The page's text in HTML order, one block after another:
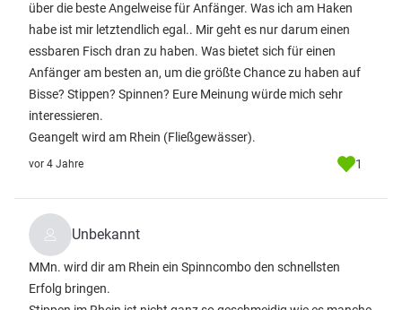
über die beste Angelweise für Anfänger. Was ich am Haken
habe ist mir letztendlich egal.. Mir geht es nur darum einen
essbaren Fisch dran zu haben. Was bietet sich für einen
Anfänger am besten an, um die größte Chance zu haben auf
Bisse? Stippen? Spinnen? Eure Meinung würde mich sehr
interessieren.
Geangelt wird am Rhein (Fließgewässer).
vor 4 Jahre 1
Unbekannt
MMn. wird dir am Rhein ein Spinncombo den schnellsten
Erfolg bringen.